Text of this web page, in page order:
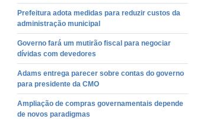
Prefeitura adota medidas para reduzir custos da
administração municipal
Governo fará um mutirão fiscal para negociar
dívidas com devedores
Adams entrega parecer sobre contas do governo
para presidente da CMO
Ampliação de compras governamentais depende
de novos paradigmas